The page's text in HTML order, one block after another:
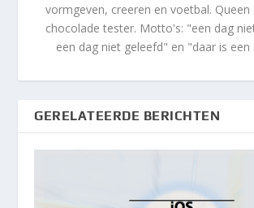
vormgeven, creeren en voetbal.
chocolade tester. Motto's: "een dag
een dag niet geleefd" en "daar is een
GERELATEERDE BERICHTEN